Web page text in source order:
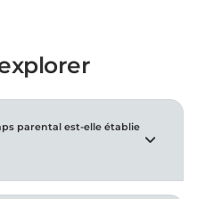
parental est-elle établie